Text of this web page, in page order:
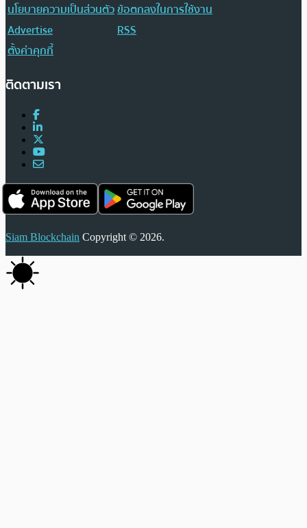
นโยบายความเป็นส่วนตัวข้อตกลงในการใช้งาน
Advertise
RSS
ตั้งค่าคุกกี้
ติดตามเรา
Siam Blockchain Copyright © 2026.